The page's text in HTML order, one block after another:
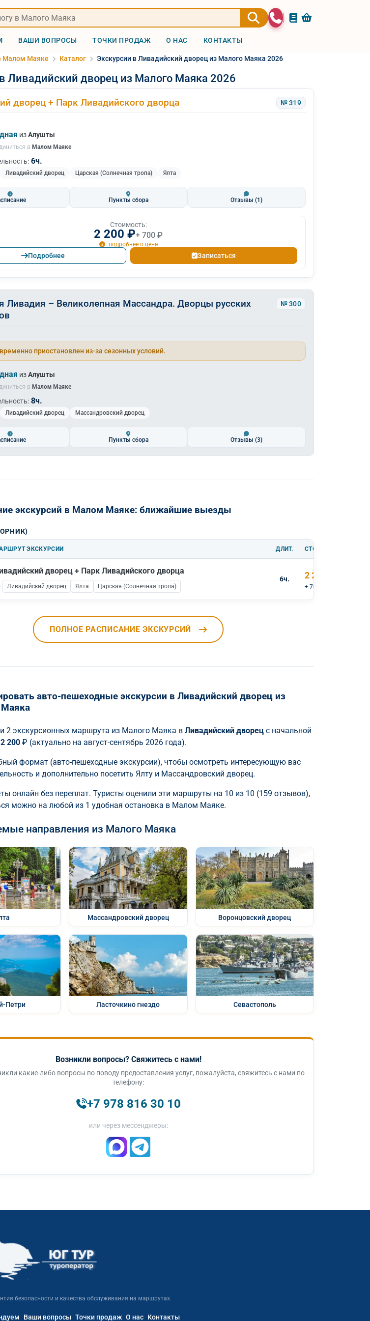
ВАШИ ВОПРОСЫ ТОЧКИ ПРОДАЖ О НАС КОНТАКТЫ
Малом Маяке Каталог Экскурсии в Ливадийский дворец из Малого Маяка 2026
Ливадийский дворец из Малого Маяка 2026
дворец + Парк Ливадийского дворца № 319
изАлушты
в Малом Маяке
6ч.
Ливадийский дворец Царская (Солнечная тропа) Ялта
Пункты сбора Отзывы(1)
Стоимость:
2 200 ₽+ 700 ₽
подробнее о цене
Подробнее Записаться
Ливадия – Великолепная Массандра. Дворцы русских
№ 300
приостановлен из-за сезонных условий.
изАлушты
в Малом Маяке
8ч.
Ливадийский дворец Массандровский дворец
Пункты сбора Отзывы(3)
экскурсий в Малом Маяке: ближайшие выезды
ЭКСКУРСИИ ДЛИТ. СТОИМОСТЬ
дворец + Парк Ливадийского дворца
Ливадийский дворец Ялта Царская (Солнечная тропа)
6ч. 2 200 ₽
+ 700 ₽ вх.билеты
ПОЛНОЕ РАСПИСАНИЕ ЭКСКУРСИЙ
авто-пешеходные экскурсии в Ливадийский дворец из
2 экскурсионных маршрута из Малого Маяка в Ливадийский дворец с начальной
2 200 ₽ (актуально на август-сентябрь 2026 года).
формат (авто-пешеходные экскурсии), чтобы осмотреть интересующую вас
и дополнительно посетить Ялту и Массандровский дворец.
онлайн без переплат. Туристы оценили эти маршруты на 10 из 10 (159 отзывов),
можно на любой из 1 удобная остановка в Малом Маяке.
направления из Малого Маяка
Массандровский дворец Воронцовский дворец
Петри Ласточкино гнездо Севастополь
Возникли вопросы? Свяжитесь с нами!
какие-либо вопросы по поводу предоставления услуг, пожалуйста, свяжитесь с нами по
телефону:
+7 978 816 30 10
или через мессенджеры:
безопасности и качества обслуживания на маршрутах.
Ваши вопросы Точки продаж О нас Контакты